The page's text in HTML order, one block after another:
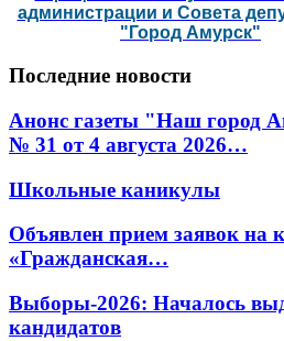
администрации и Совета
"Город Амурск"
Последние новости
Анонс газеты "Наш город
№ 31 от 4 августа 2026…
Школьные каникулы
Объявлен прием заявок на
«Гражданская…
Выборы-2026: Началось
кандидатов